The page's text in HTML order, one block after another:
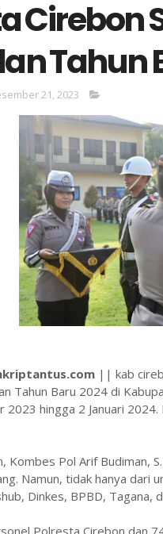
Cirebon
Tahun
21, 2023
|| kab
Tahun Baru 2024 di
2023 hingga 2 Januari
Kombes Pol Arif Budiman,
Namun, tidak hanya dari
Dinkes, BPBD, Tagana,